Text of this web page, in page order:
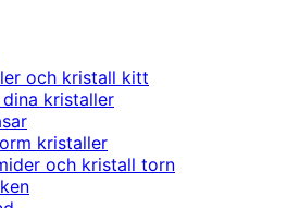
och kristall kitt
kristaller
kristaller
och kristall torn